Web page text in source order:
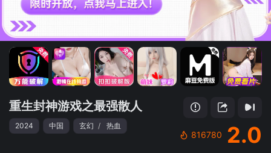
重生封神游戏之最强散人
2024 中国 玄幻 / 热血
816780 2.0